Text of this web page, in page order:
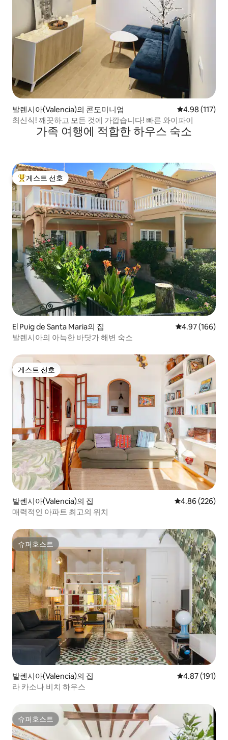
발렌시아(Valencia)의 콘도미니엄 평점 4.98점(5
4.98 (117)
최신식! 깨끗하고 모든 것에 가깝습니다! 빠른 와이파이
가족 여행에 적합한 하우스 숙소
상위 게스트 선호
게스트 선호
El Puig de Santa Maria의 집 평점 4.97점(5
4.97 (166)
발렌시아의 아늑한 바닷가 해변 숙소
게스트 선호
게스트 선호
발렌시아(Valencia)의 집 평점 4.86점(5
4.86 (226)
매력적인 아파트 최고의 위치
슈퍼호스트
슈퍼호스트
발렌시아(Valencia)의 집 평점 4.87점(5
4.87 (191)
라 카소나 비치 하우스
슈퍼호스트
슈퍼호스트